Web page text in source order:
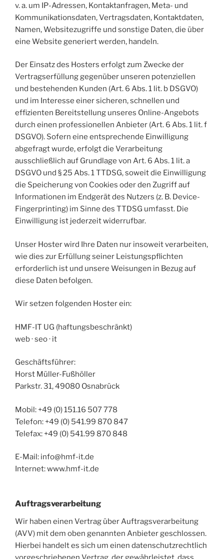
v. a. um IP-Adressen, Kontaktanfragen, Meta- und
Kommunikationsdaten, Vertragsdaten, Kontaktdaten,
Namen, Websitezugriffe und sonstige Daten, die über
eine Website generiert werden, handeln.
Der Einsatz des Hosters erfolgt zum Zwecke der
Vertragserfüllung gegenüber unseren potenziellen
und bestehenden Kunden (Art. 6 Abs. 1 lit. b DSGVO)
und im Interesse einer sicheren, schnellen und
effizienten Bereitstellung unseres Online-Angebots
durch einen professionellen Anbieter (Art. 6 Abs. 1 lit. f
DSGVO). Sofern eine entsprechende Einwilligung
abgefragt wurde, erfolgt die Verarbeitung
ausschließlich auf Grundlage von Art. 6 Abs. 1 lit. a
DSGVO und § 25 Abs. 1 TTDSG, soweit die Einwilligung
die Speicherung von Cookies oder den Zugriff auf
Informationen im Endgerät des Nutzers (z. B. Device-
Fingerprinting) im Sinne des TTDSG umfasst. Die
Einwilligung ist jederzeit widerrufbar.
Unser Hoster wird Ihre Daten nur insoweit verarbeiten,
wie dies zur Erfüllung seiner Leistungspflichten
erforderlich ist und unsere Weisungen in Bezug auf
diese Daten befolgen.
Wir setzen folgenden Hoster ein:
HMF-IT UG (haftungsbeschränkt)
web · seo · it
Geschäftsführer:
Horst Müller-Fußhöller
Parkstr. 31, 49080 Osnabrück
Mobil: +49 (0) 151.16 507 778
Telefon: +49 (0) 541.99 870 847
Telefax: +49 (0) 541.99 870 848
E-Mail: info@hmf-it.de
Internet: www.hmf-it.de
Auftragsverarbeitung
Wir haben einen Vertrag über Auftragsverarbeitung
(AVV) mit dem oben genannten Anbieter geschlossen.
Hierbei handelt es sich um einen datenschutzrechtlich